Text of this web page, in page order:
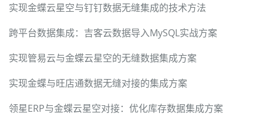
实现金蝶云星空与钉钉数据无缝集成的技术方法
跨平台数据集成：吉客云数据导入MySQL实战方案
实现管易云与金蝶云星空的无缝数据集成方案
实现金蝶与旺店通数据无缝对接的集成方案
领星ERP与金蝶云星空对接：优化库存数据集成方案